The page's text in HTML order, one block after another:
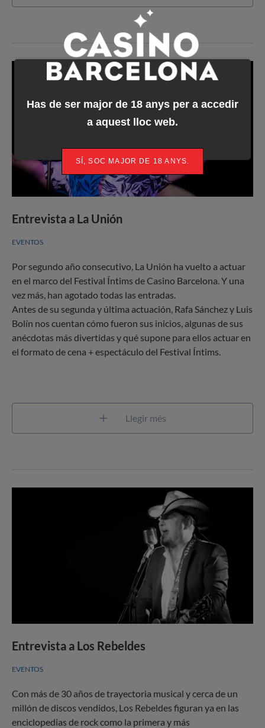
Entrevista a La Unión
EVENTOS
Por segundo año consecutivo, La Unión ha vuelto a actuar
en el marco del Festival Íntims de Casino Barcelona. Y una
vez más, han agotado todas las entradas.
Antes de su segunda y última actuación, Rafa Sánchez y Luis
Bolín nos cuentan cómo fueron sus inicios, algunas de sus
anécdotas más divertidas y qué supone para ellos actuar en
el formato de cena + espectáculo del Festival Íntims.
Llegir més
Entrevista a Los Rebeldes
EVENTOS
Con más de 30 años de trayectoria musical y cerca de un
millón de discos vendidos, Los Rebeldes figuran ya en las
enciclopedias de rock como la primera y más
Has de ser major de 18 anys per a accedir
a aquest lloc web.
SÍ, SOC MAJOR DE 18 ANYS.